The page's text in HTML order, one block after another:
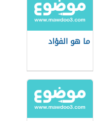
ما هو الفؤاد